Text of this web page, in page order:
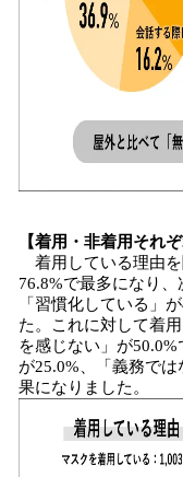
【着用・非着用それ
着用している理由
76.8%で最多になり、
「習慣化している」
た。これに対して着
を感じない」が
が25.0%、「義務で
果になりました。